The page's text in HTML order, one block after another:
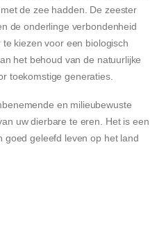
de zee hadden. De zeester
de onderlinge verbondenheid
kiezen voor een biologisch
het behoud van de natuurlijke
toekomstige generaties.
en milieubewuste
uw dierbare te eren. Het is een
goed geleefd leven op het land